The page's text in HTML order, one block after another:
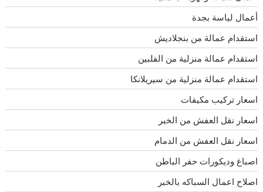
أعمال لياسة بجدة
استقدام عمالة من بنجلاديش
استقدام عمالة منزلية من الفلبين
استقدام عمالة منزلية من سيريلانكا
اسعار تركيب مكيفات
اسعار نقل العفش من الخبر
اسعار نقل العفش من الدمام
اصباغ وديكورات حفر الباطن
اصلاح اعمال السباكه بالخبر